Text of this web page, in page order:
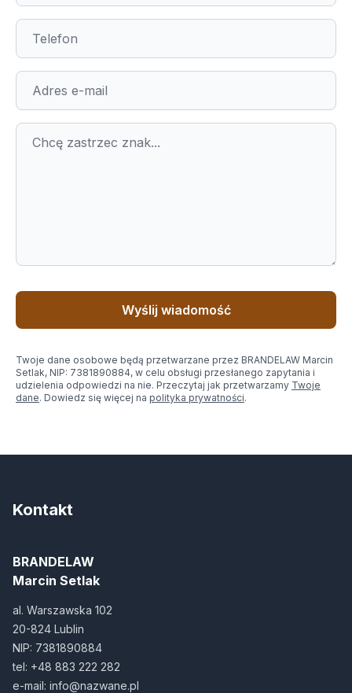
Wyślij wiadomość
Twoje dane osobowe będą przetwarzane przez BRANDELAW Marcin
Setlak, NIP: 7381890884, w celu obsługi przesłanego zapytania i
udzielenia odpowiedzi na nie. Przeczytaj jak przetwarzamy Twoje
dane. Dowiedz się więcej na polityka prywatności.
Kontakt
BRANDELAW
Marcin Setlak
al. Warszawska 102
20-824 Lublin
NIP: 7381890884
tel: +48 883 222 282
e-mail: info@nazwane.pl